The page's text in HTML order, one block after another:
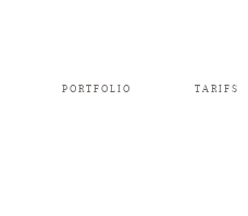
PORTFOLIO TARIFS